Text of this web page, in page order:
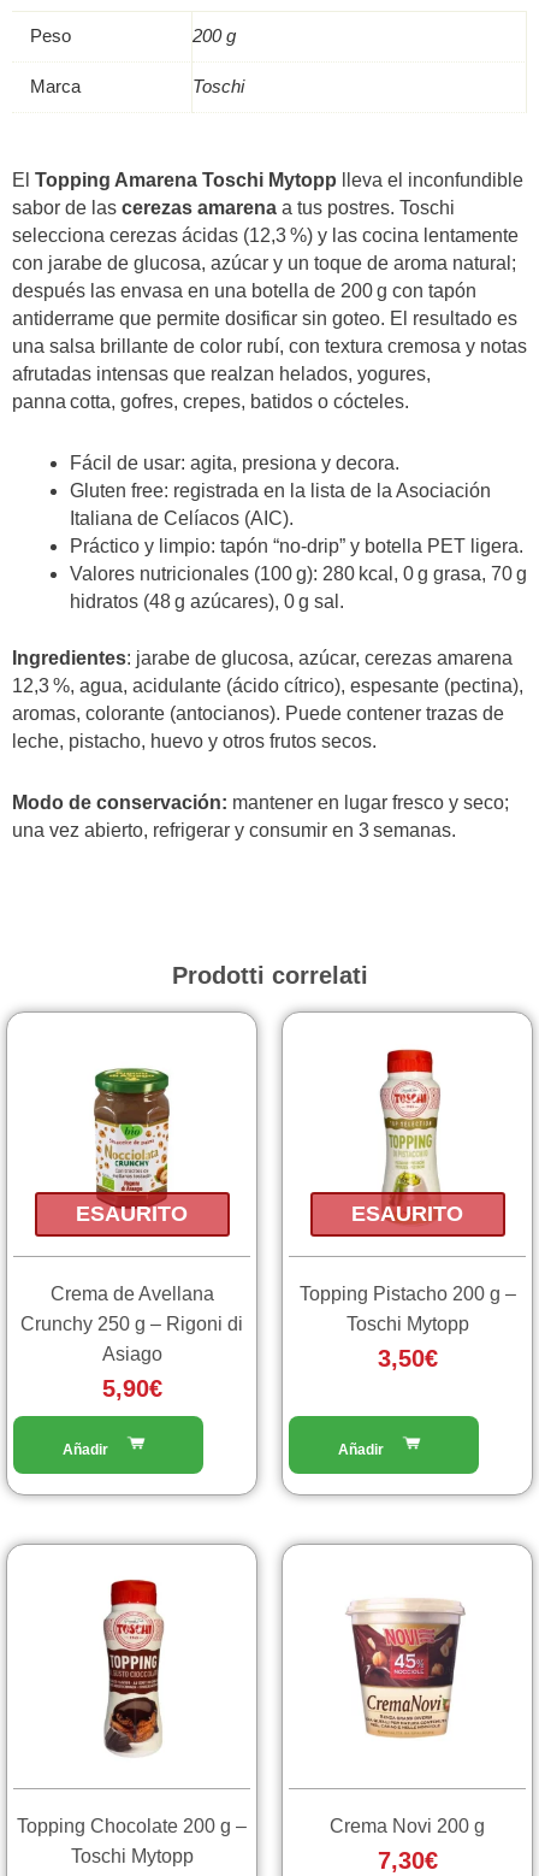
Peso 200 g
Marca Toschi
El Topping Amarena Toschi Mytopp lleva el inconfundible
sabor de las cerezas amarena a tus postres. Toschi
selecciona cerezas ácidas (12,3 %) y las cocina lentamente
con jarabe de glucosa, azúcar y un toque de aroma natural;
después las envasa en una botella de 200 g con tapón
antiderrame que permite dosificar sin goteo. El resultado es
una salsa brillante de color rubí, con textura cremosa y notas
afrutadas intensas que realzan helados, yogures,
panna cotta, gofres, crepes, batidos o cócteles.
Fácil de usar: agita, presiona y decora.
Gluten free: registrada en la lista de la Asociación
Italiana de Celíacos (AIC).
Práctico y limpio: tapón “no‑drip” y botella PET ligera.
Valores nutricionales (100 g): 280 kcal, 0 g grasa, 70 g
hidratos (48 g azúcares), 0 g sal.
Ingredientes: jarabe de glucosa, azúcar, cerezas amarena
12,3 %, agua, acidulante (ácido cítrico), espesante (pectina),
aromas, colorante (antocianos). Puede contener trazas de
leche, pistacho, huevo y otros frutos secos.
Modo de conservación: mantener en lugar fresco y seco;
una vez abierto, refrigerar y consumir en 3 semanas.
Prodotti correlati
ESAURITO
Crema de Avellana
Crunchy 250 g – Rigoni di
Asiago
5,90€
ESAURITO
Topping Pistacho 200 g –
Toschi Mytopp
3,50€
Topping Chocolate 200 g –
Toschi Mytopp
Crema Novi 200 g
7,30€